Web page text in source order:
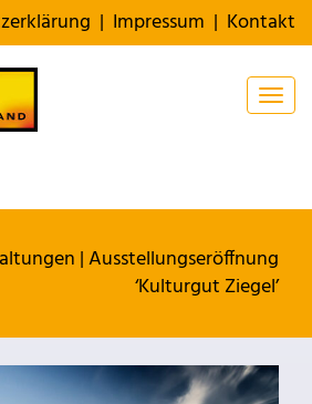
| Impressum | Kontakt
|Ausstellungseröffnung
‘Kulturgut Ziegel’